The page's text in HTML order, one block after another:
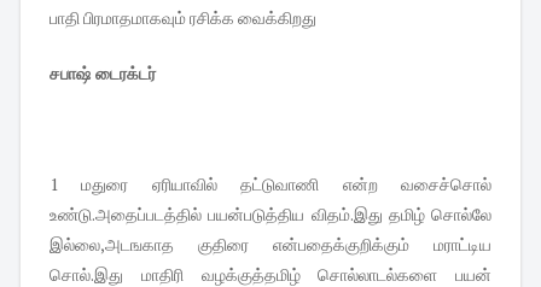
பாதி பிரமாதமாகவும் ரசிக்க வைக்கிறது
சபாஷ் டைரக்டர்
1 மதுரை ஏரியாவில் தட்டுவாணி என்ற வசைச்சொல்
உண்டு.அதைப்படத்தில் பயன்படுத்திய விதம்.இது தமிழ் சொல்லே
இல்லை,அடஙகாத குதிரை என்பதைக்குறிக்கும் மராட்டிய
சொல்.இது மாதிரி வழக்குத்தமிழ் சொல்லாடல்களை பயன்